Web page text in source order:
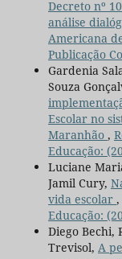
Decreto nº
análise
Americana
Publicação
Gardenia
Souza
Escolar no
Maranhão ,
Educação:
Luciane
Jamil Cury,
vida escolar ,
Educação:
Diego Bechi,
Trevisol, A